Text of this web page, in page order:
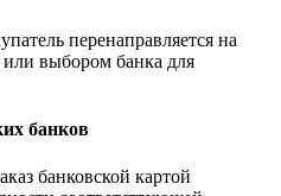
перенаправляется на
выбором банка для
банков
банковской картой